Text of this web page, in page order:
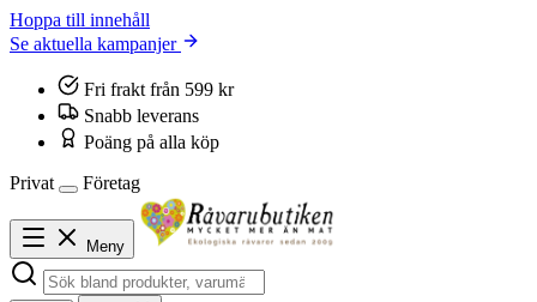
Hoppa till innehåll
Se aktuella kampanjer
Fri frakt från 599 kr
Snabb leverans
Poäng på alla köp
Privat
Företag
Meny